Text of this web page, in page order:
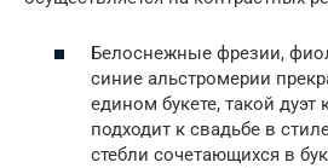
Белоснежные фрезии,
синие альстромерии
едином букете, такой дуэт
подходит к свадьбе в
стебли сочетающихся в